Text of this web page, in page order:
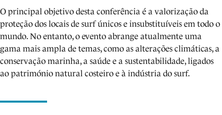
O principal objetivo desta conferência é a valorização da
proteção dos locais de surf únicos e insubstituíveis em todo o
mundo. No entanto, o evento abrange atualmente uma
gama mais ampla de temas, como as alterações climáticas, a
conservação marinha, a saúde e a sustentabilidade, ligados
ao património natural costeiro e à indústria do surf.